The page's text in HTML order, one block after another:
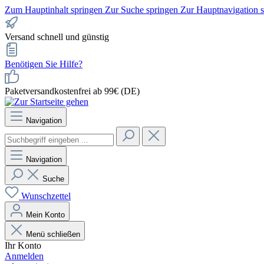
Zum Hauptinhalt springen Zur Suche springen Zur Hauptnavigation
Versand schnell und günstig
Benötigen Sie Hilfe?
Paketversandkostenfrei ab 99€ (DE)
Navigation
Navigation
Suche
Wunschzettel
Mein Konto
Menü schließen
Ihr Konto
Anmelden